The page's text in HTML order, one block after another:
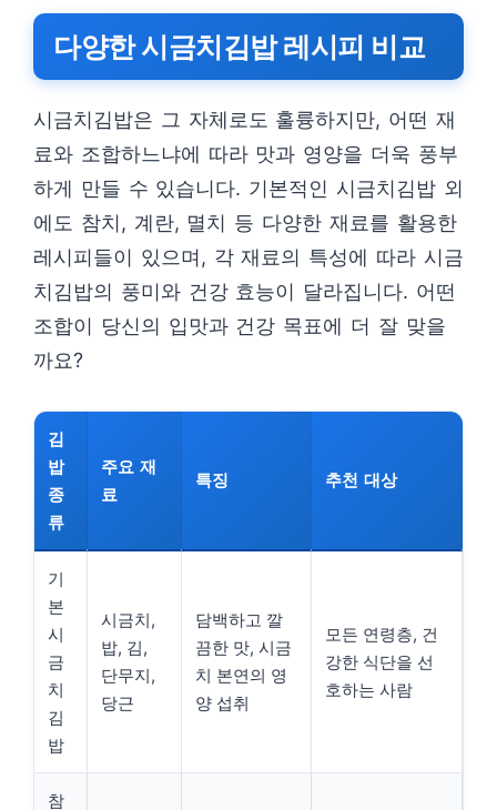
다양한 시금치김밥 레시피 비교
시금치김밥은 그 자체로도 훌륭하지만, 어떤 재
료와 조합하느냐에 따라 맛과 영양을 더욱 풍부
하게 만들 수 있습니다. 기본적인 시금치김밥 외
에도 참치, 계란, 멸치 등 다양한 재료를 활용한
레시피들이 있으며, 각 재료의 특성에 따라 시금
치김밥의 풍미와 건강 효능이 달라집니다. 어떤
조합이 당신의 입맛과 건강 목표에 더 잘 맞을
까요?
김
밥
종
류
주요 재
료
특징 추천 대상
기
본
시
금
치
김
밥
시금치,
밥, 김,
단무지,
당근
담백하고 깔
끔한 맛, 시금
치 본연의 영
양 섭취
모든 연령층, 건
강한 식단을 선
호하는 사람
참